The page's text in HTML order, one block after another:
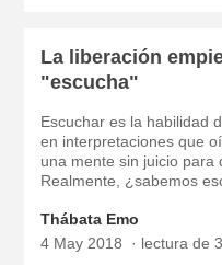
La liberación
"escucha"
Escuchar es la habilidad
en interpretaciones que
una mente sin juicio para
Realmente, ¿sabemos
Thábata Emo
4 May 2018
lectura de